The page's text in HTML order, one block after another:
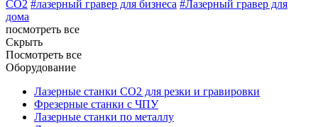
CO2 #лазерный гравер для бизнеса #Лазерный гравер для
дома
посмотреть все
Скрыть
Посмотреть все
Оборудование
Лазерные станки CO2 для резки и гравировки
Фрезерные станки с ЧПУ
Лазерные станки по металлу